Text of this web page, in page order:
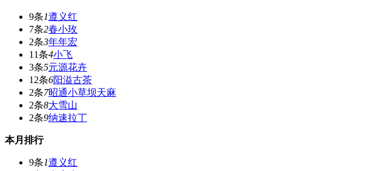
9条1遵义红
7条2春小玫
2条3年年宏
11条4小飞
3条5元源花卉
12条6阳溢古茶
2条7昭通小草坝天麻
2条8大雪山
2条9纳速拉丁
本月排行
9条1遵义红